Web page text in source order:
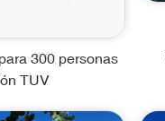
300 personas
TUV